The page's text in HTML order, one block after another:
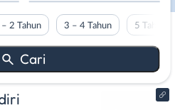
– 2 Tahun 3 – 4 Tahun 5 Tahun